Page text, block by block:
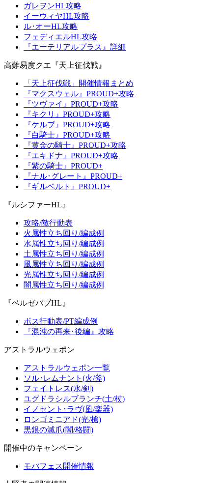
ガレヲンHL攻略
イーウィヤHL攻略
ル･オーHL攻略
フェディエルHL攻略
『エーテリアルプラス』詳細
高難易度クエ『天上征伐戦』
「天上征伐戦」開催情報まとめ
『マクスウェル』PROUD+攻略
『ツヴァイ』PROUD+攻略
『キクリ』PROUD+攻略
『ケルブ』PROUD+攻略
『白騎士』PROUD+攻略
『黄金の騎士』PROUD+攻略
『エキドナ』PROUD+攻略
『紫の騎士』PROUD+
『ナル･グレート』PROUD+
『ギルベルト』PROUD+
『ルシファーHL』
攻略/敵行動表
火属性立ち回り/編成例
水属性立ち回り/編成例
土属性立ち回り/編成例
風属性立ち回り/編成例
光属性立ち回り/編成例
闇属性立ち回り/編成例
『ベルゼバブHL』
ボス行動表/PT編成例
『混沌の再来･後編』攻略
アストラルウェポン
アストラルウェポン一覧
ソル･レムナント(火/斧)
フェイトレス(水/剣)
ユグドラシルブランチ(土/杖)
イノセント･ラヴ(風/楽器)
ロンゴミニアド(光/槍)
黒銀の滅爪(闇/格闘)
開催中のキャンペーン
モバフェス開催情報